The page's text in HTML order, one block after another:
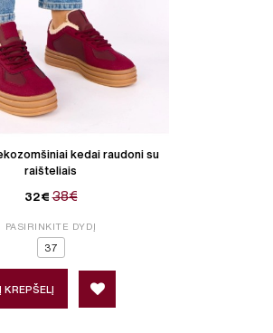
kedai raudoni su
raišteliais
32€ 38€
PASIRINKITE DYDĮ
37
Į KREPŠELĮ